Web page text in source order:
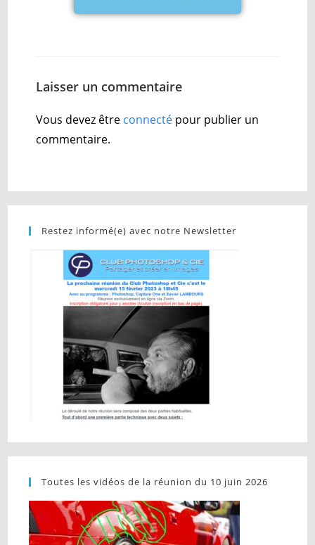
Laisser un commentaire
Vous devez être connecté pour publier un
commentaire.
Restez informé(e) avec notre Newsletter
Toutes les vidéos de la réunion du 10 juin 2026